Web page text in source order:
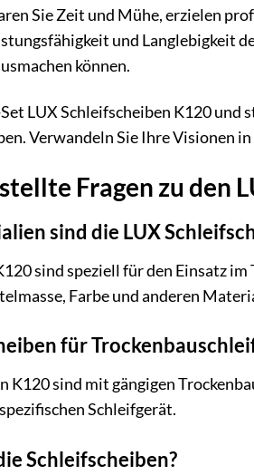
Sie Zeit und Mühe, erzielen
und Langlebigkeit
können.
LUX Schleifscheiben K120
Verwandeln Sie Ihre Visionen
Fragen zu den
sind die LUX
sind speziell für den Einsatz
Farbe und anderen
für
K120 sind mit gängigen
Schleifgerät.
Schleifscheiben?